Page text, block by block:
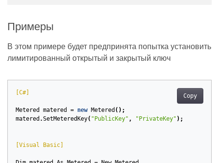
Примеры
В этом примере будет предпринята попытка установить
лимитированный открытый и закрытый ключ
Copy
[C#]
Metered matered = new Metered ();
matered .SetMeteredKey( "PublicKey" , "PrivateKey" );
[Visual Basic]